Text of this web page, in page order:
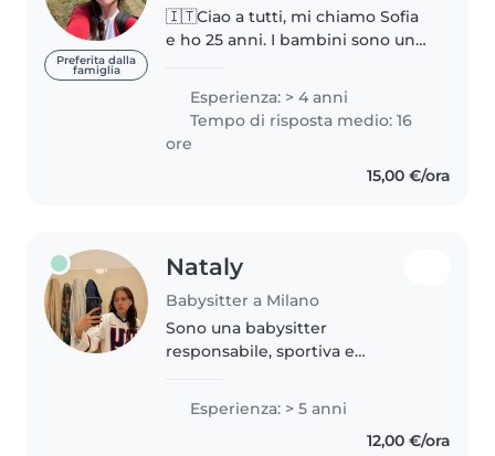
Preferita dalla
famiglia
🇮🇹Ciao a tutti, mi chiamo Sofia
e ho 25 anni. I bambini sono una
musica. Mi reputo una ragazza
solare, determinata, sensibile..
Esperienza: > 4 anni
Tempo di risposta medio: 16
ore
15,00 €/ora
Nataly
Babysitter a Milano
Sono una babysitter
responsabile, sportiva e
tutte le fasce d'età dai bebè ai
teenager. Pur non avendo
ancora molta esperienza pratica,
Esperienza: > 5 anni
12,00 €/ora